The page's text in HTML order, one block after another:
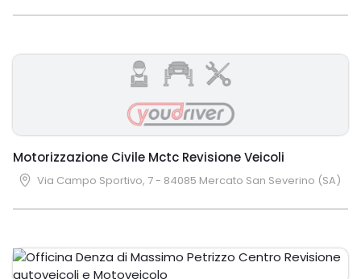
Motorizzazione Civile Mctc Revisione Veicoli
Via Campo Sportivo, 7 - 84085 Mercato San Severino (SA)